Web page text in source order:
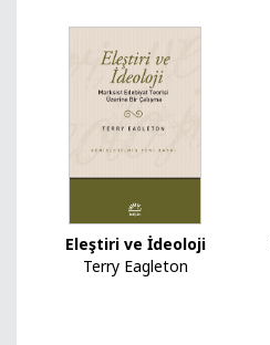
Eleştiri ve İdeoloji
Terry Eagleton